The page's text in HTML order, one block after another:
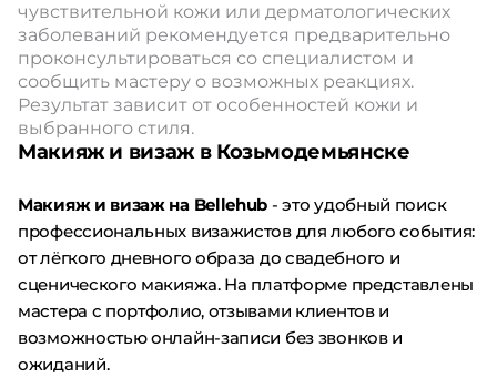
чувствительной кожи или дерматологических
заболеваний рекомендуется предварительно
проконсультироваться со специалистом и
сообщить мастеру о возможных реакциях.
Результат зависит от особенностей кожи и
выбранного стиля.
Макияж и визаж в Козьмодемьянске
Макияж и визаж на Bellehub - это удобный поиск
профессиональных визажистов для любого события:
от лёгкого дневного образа до свадебного и
сценического макияжа. На платформе представлены
мастера с портфолио, отзывами клиентов и
возможностью онлайн-записи без звонков и
ожиданий.